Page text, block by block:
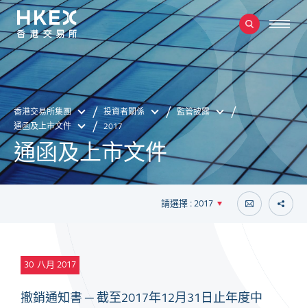
香港交易所集團 投資者關係
監管披露
通函及上市文件
2017
通函及上市文件
請選擇 : 2017
30 八月 2017
撤銷通知書 ─ 截至2017年12月31日止年度中